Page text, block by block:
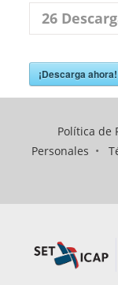
26
¡Descarga ahora!
Política de
Personales •